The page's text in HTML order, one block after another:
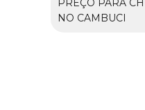
PREÇO PARA
NO CAMBUCI